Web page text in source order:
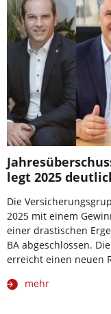
legt 2025
Die
2025 mit einem
einer drastischen
BA abgeschlossen.
erreicht einen neuen
mehr